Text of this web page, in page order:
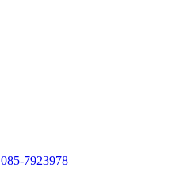
085-7923978